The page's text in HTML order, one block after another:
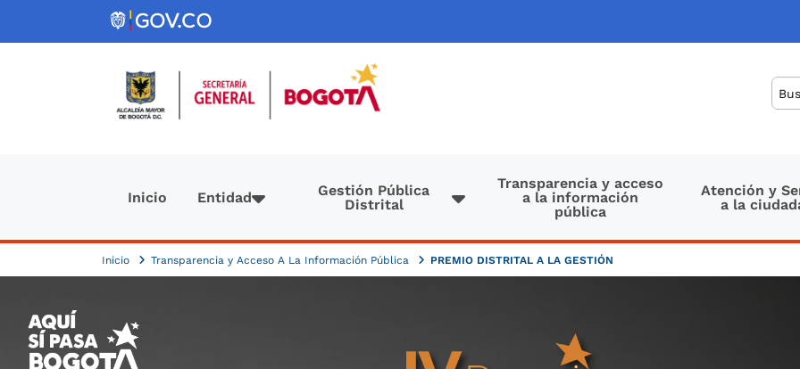
Pasar al contenido principal
Inicio Entidad
Gestión Pública
Distrital
Transparencia y acceso
a la información
pública
Atención y
a la
Inicio Transparencia y Acceso A La Información Pública PREMIO DISTRITAL A LA GESTIÓN